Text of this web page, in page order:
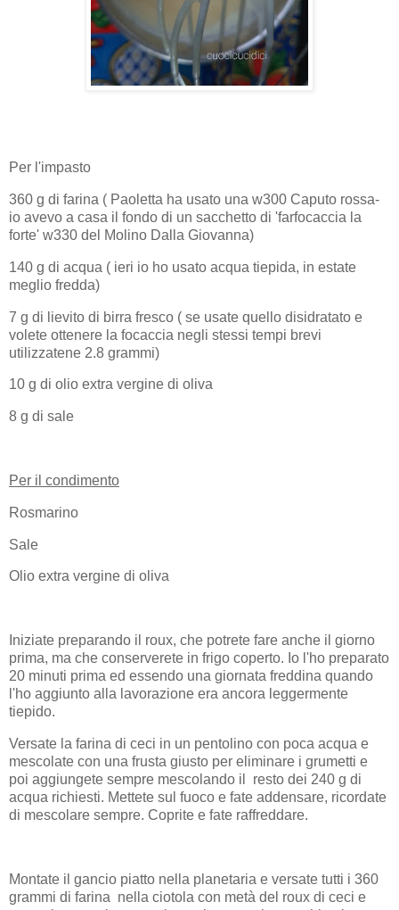
Per l'impasto
360 g di farina ( Paoletta ha usato una w300 Caputo rossa-
io avevo a casa il fondo di un sacchetto di 'farfocaccia la
forte' w330 del Molino Dalla Giovanna)
140 g di acqua ( ieri io ho usato acqua tiepida, in estate
meglio fredda)
7 g di lievito di birra fresco ( se usate quello disidratato e
volete ottenere la focaccia negli stessi tempi brevi
utilizzatene 2.8 grammi)
10 g di olio extra vergine di oliva
8 g di sale
Per il condimento
Rosmarino
Sale
Olio extra vergine di oliva
Iniziate preparando il roux, che potrete fare anche il giorno
prima, ma che conserverete in frigo coperto. Io l'ho preparato
20 minuti prima ed essendo una giornata freddina quando
l'ho aggiunto alla lavorazione era ancora leggermente
tiepido.
Versate la farina di ceci in un pentolino con poca acqua e
mescolate con una frusta giusto per eliminare i grumetti e
poi aggiungete sempre mescolando il resto dei 240 g di
acqua richiesti. Mettete sul fuoco e fate addensare, ricordate
di mescolare sempre. Coprite e fate raffreddare.
Montate il gancio piatto nella planetaria e versate tutti i 360
grammi di farina nella ciotola con metà del roux di ceci e